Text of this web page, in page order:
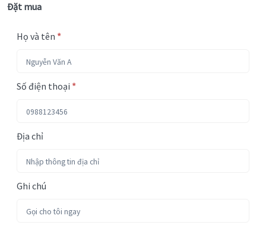
Đặt mua
Họ và tên *
Số điện thoại *
Địa chỉ
Ghi chú